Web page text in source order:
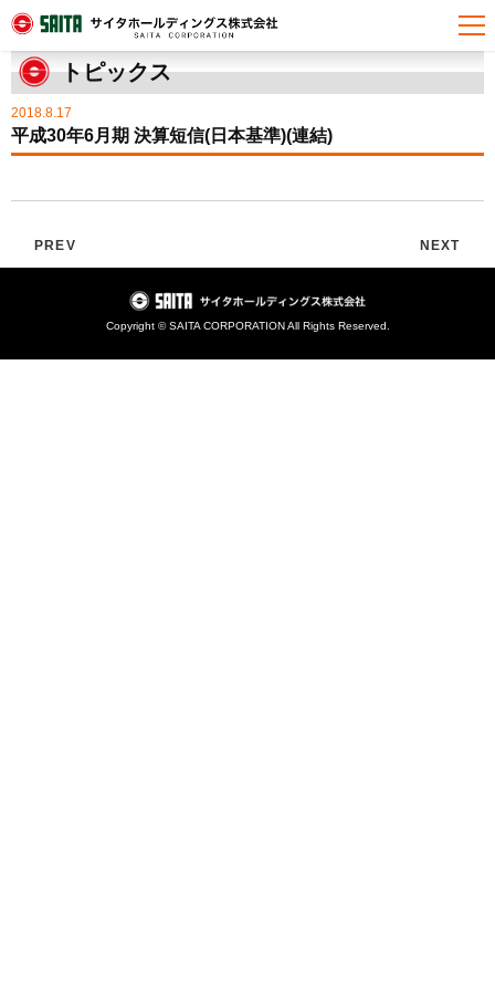
HOME トピックス 平成30年6月期 決算短信(日本基準)(連結)
トピックス
2018.8.17
平成30年6月期 決算短信(日本基準)(連結)
PREV NEXT
Copyright © SAITA CORPORATION All Rights Reserved.